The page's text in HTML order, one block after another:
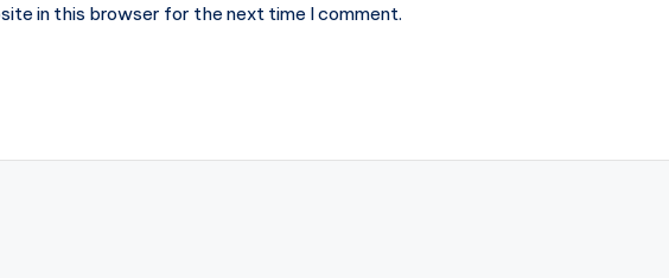
in this browser for the next time I comment.